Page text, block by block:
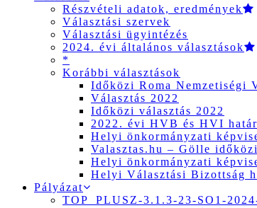
Részvételi adatok, eredmények
Választási szervek
Választási ügyintézés
2024. évi általános választások
*
Korábbi választások
Időközi Roma Nemzetiségi
Választás 2022
Időközi választás 2022
2022. évi HVB és HVI
Helyi önkormányzati
Valasztas.hu – Gölle
Helyi önkormányzati
Helyi Választási Bizottság
Pályázat
TOP_PLUSZ-3.1.3-23-SO1-